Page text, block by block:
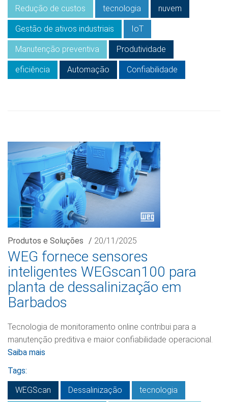
Redução de custos tecnologia nuvem
Gestão de ativos industriais IoT
Manutenção preventiva Produtividade
eficiência Automação Confiabilidade
Produtos e Soluções / 20/11/2025
WEG fornece sensores
inteligentes WEGscan100 para
planta de dessalinização em
Barbados
Tecnologia de monitoramento online contribui para a
manutenção preditiva e maior confiabilidade operacional.
Saiba mais
Tags:
WEGScan
Dessalinização tecnologia